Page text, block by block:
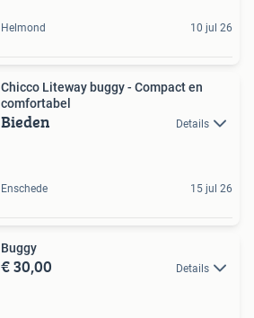
Helmond 10 jul 26
Chicco Liteway buggy - Compact en
comfortabel
Bieden Details
Enschede 15 jul 26
Buggy
€ 30,00 Details